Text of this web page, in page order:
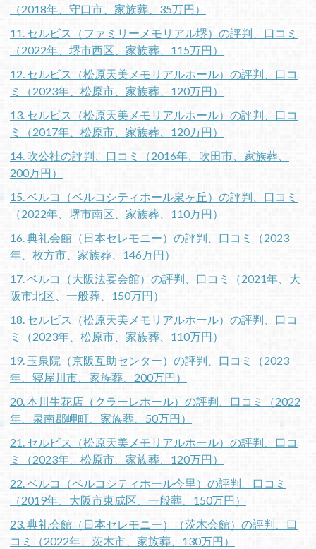
（2018年、守口市、家族葬、35万円）
11. セルビス（ファミリーメモリアル堺）の評判、口コミ
（2022年、堺市西区、家族葬、115万円）
12. セルビス（松原天美メモリアルホール）の評判、口コ
ミ（2023年、松原市、家族葬、120万円）
13. セルビス（松原天美メモリアルホール）の評判、口コ
ミ（2017年、松原市、家族葬、120万円）
14. 吹公社の評判、口コミ（2016年、吹田市、家族葬、
200万円）
15. ベルコ（ベルコシティホール泉ヶ丘）の評判、口コミ
（2022年、堺市南区、家族葬、110万円）
16. 典礼会館（日本セレモニー）の評判、口コミ（2023
年、枚方市、家族葬、146万円）
17. ベルコ（大阪法宴会館）の評判、口コミ（2021年、大
阪市北区、一般葬、150万円）
18. セルビス（松原天美メモリアルホール）の評判、口コ
ミ（2023年、松原市、家族葬、110万円）
19. 玉泉院（京阪互助センター）の評判、口コミ（2023
年、寝屋川市、家族葬、200万円）
20. 本川生花店（クラーレホール）の評判、口コミ（2022
年、泉南郡岬町、家族葬、50万円）
21. セルビス（松原天美メモリアルホール）の評判、口コ
ミ（2023年、松原市、家族葬、120万円）
22. ベルコ（ベルコシティホール今里）の評判、口コミ
（2019年、大阪市東成区、一般葬、150万円）
23. 典礼会館（日本セレモニー）（茨木会館）の評判、口
コミ（2022年、茨木市、家族葬、130万円）